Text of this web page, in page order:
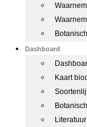
Dashboard
Kaart
Literatuur